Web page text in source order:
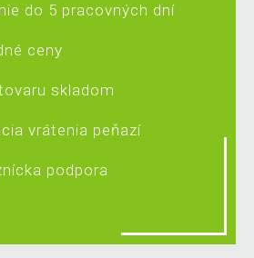
do 5 pracovných dní
ceny
skladom
vrátenia peňazí
podpora